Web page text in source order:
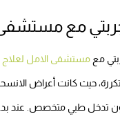
مع مستشفى
مع مستشفى الامل لعلاج
حيث كانت أعراض
تدخل طبي متخصص. عند بدء